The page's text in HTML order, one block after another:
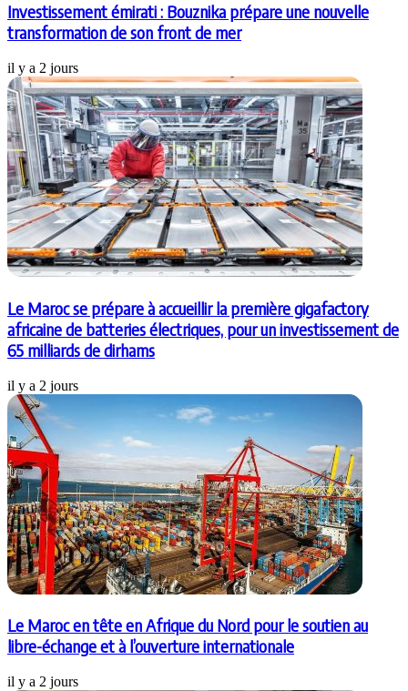
Investissement émirati : Bouznika prépare une nouvelle
transformation de son front de mer
il y a 2 jours
Le Maroc se prépare à accueillir la première gigafactory
africaine de batteries électriques, pour un investissement de
65 milliards de dirhams
il y a 2 jours
Le Maroc en tête en Afrique du Nord pour le soutien au
libre-échange et à l’ouverture internationale
il y a 2 jours